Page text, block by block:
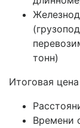
тонн)
Итоговая
Времени